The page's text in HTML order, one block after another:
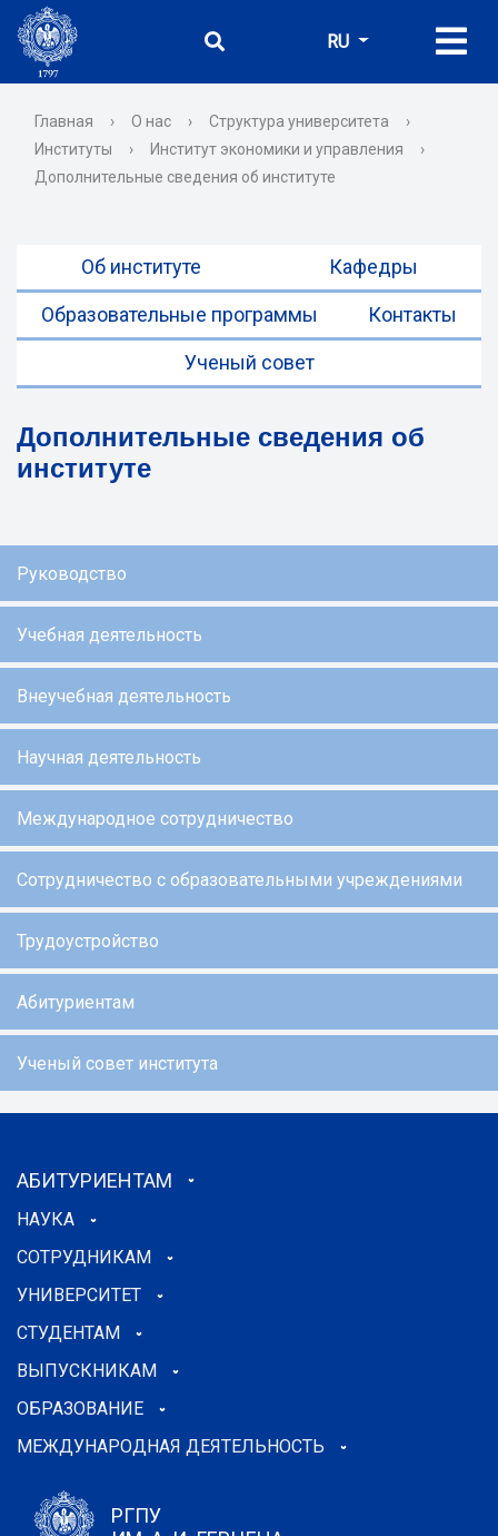
RU
Главная › О нас › Структура университета
›
Институты
› Институт экономики и управления
›
Дополнительные сведения об институте
Об институте Кафедры
Образовательные программы Контакты
Ученый совет
Дополнительные сведения об
институте
Руководство
Учебная деятельность
Внеучебная деятельность
Научная деятельность
Международное сотрудничество
Сотрудничество с образовательными учреждениями
Трудоустройство
Абитуриентам
Ученый совет института
АБИТУРИЕНТАМ
НАУКА
СОТРУДНИКАМ
УНИВЕРСИТЕТ
СТУДЕНТАМ
ВЫПУСКНИКАМ
ОБРАЗОВАНИЕ
МЕЖДУНАРОДНАЯ ДЕЯТЕЛЬНОСТЬ
РГПУ